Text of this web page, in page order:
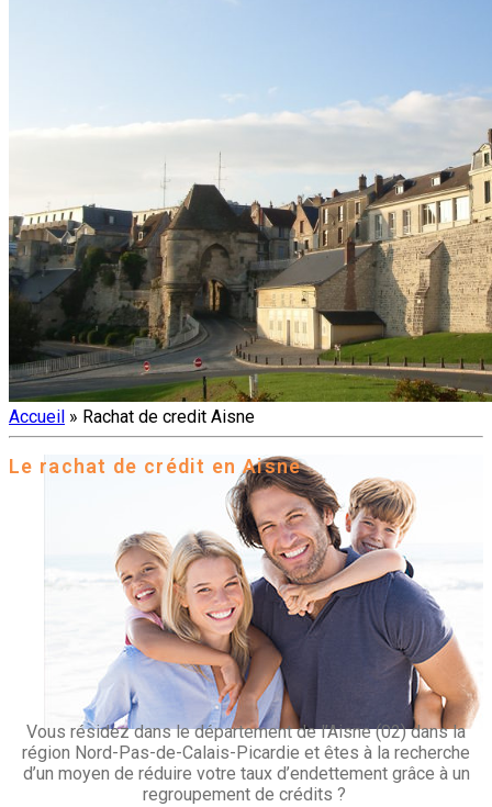
Accueil » Rachat de credit Aisne
Le rachat de crédit en Aisne
Vous résidez dans le département de l’Aisne (02) dans la
région Nord-Pas-de-Calais-Picardie et êtes à la recherche
d’un moyen de réduire votre taux d’endettement grâce à un
regroupement de crédits ?